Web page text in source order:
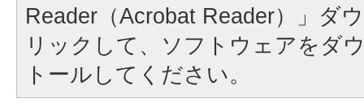
Reader（Acrobat Reader）」ダ
リックして、ソフトウェアをダ
トールしてください。